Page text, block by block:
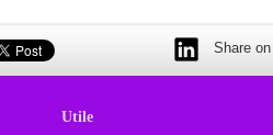
Share
Utile